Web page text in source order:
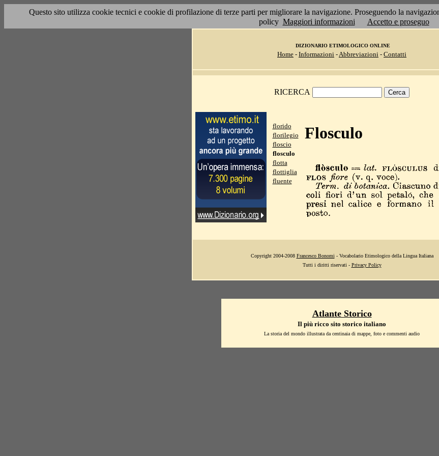
Questo sito utilizza cookie tecnici e cookie di profilazione di terze parti per migliorare la navigazione. Proseguendo la
policy Maggiori informazioni Accetto e proseguo
DIZIONARIO ETIMOLOGICO ONLINE
Home - Informazioni -Abbreviazioni - Contatti
RICERCA
florido
florilegio
floscio
flosculo
flotta
flottiglia
fluente
Flosculo
Copyright 2004-2008 Francesco Bonomi - Vocabolario Etimologico della Lingua Italiana
Tutti i diritti riservati - Privacy Policy
Atlante Storico
Il più ricco sito storico italiano
La storia del mondo illustrata da centinaia di mappe, foto e commenti audio